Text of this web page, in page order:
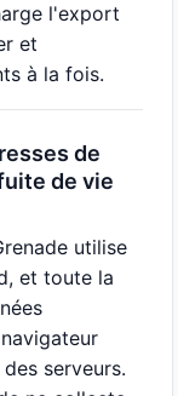
l'export
et
à la fois.
de
de vie
utilise
et toute la
serveurs.